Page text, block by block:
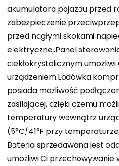
akumulatora pojazdu przed
zabezpieczenie
przed nagłymi skokami
elektrycznej.Panel
ciekłokrystalicznym
urządzeniem.Lodówka
posiada możliwość
zasilającej, dzięki czemu
temperatury wewnątrz
(5°C/41°F przy
Bateria sprzedawana jest
umożliwi Ci przechowywanie